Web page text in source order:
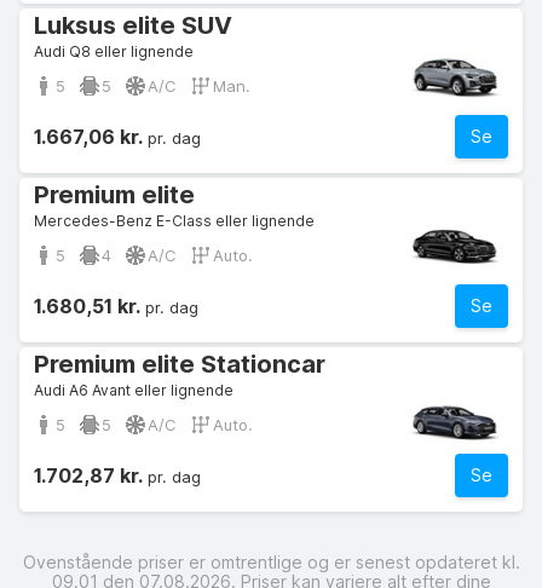
Luksus elite SUV
Audi Q8 eller lignende
5 5 A/C Man.
Se
1.667,06 kr. pr. dag
Premium elite
Mercedes-Benz E-Class eller lignende
5 4 A/C Auto.
Se
1.680,51 kr. pr. dag
Premium elite Stationcar
Audi A6 Avant eller lignende
5 5 A/C Auto.
Se
1.702,87 kr. pr. dag
Ovenstående priser er omtrentlige og er senest opdateret kl.
09.01 den 07.08.2026. Priser kan variere alt efter dine